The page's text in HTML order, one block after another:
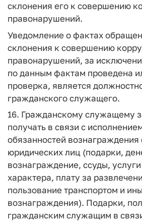
склонения его к совершению
правонарушений.
Уведомление о фактах
склонения к совершению
правонарушений, за
по данным фактам проведена
проверка, является
гражданского служащего.
16. Гражданскому служащему
получать в связи с
обязанностей вознаграждения
юридических лиц (подарки,
вознаграждение, ссуды,
характера, плату за
пользование транспортом и
вознаграждения). Подарки,
гражданским служащим в